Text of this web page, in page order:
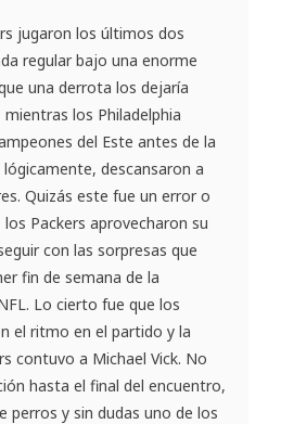
jugaron los últimos dos
regular bajo una enorme
una derrota los dejaría
los Philadelphia
del Este antes de la
descansaron a
Quizás este fue un error o
Packers aprovecharon su
con las sorpresas que
fin de semana de la
Lo cierto fue que los
el ritmo en el partido y la
contuvo a Michael Vick. No
hasta el final del encuentro,
perros y sin dudas uno de los